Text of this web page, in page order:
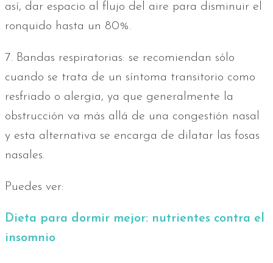
así, dar espacio al flujo del aire para disminuir el
ronquido hasta un 80%.
7. Bandas respiratorias: se recomiendan sólo
cuando se trata de un síntoma transitorio como
resfriado o alergia, ya que generalmente la
obstrucción va más allá de una congestión nasal
y esta alternativa se encarga de dilatar las fosas
nasales.
Puedes ver:
Dieta para dormir mejor: nutrientes contra el
insomnio